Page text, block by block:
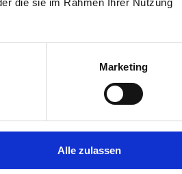
Marketing
Alle zulassen
Plaques de race
Plaques des clubs de race
Durabilité
Weidefleisch und Klima
Races bovines à viande
Aubrac
Bazadaise